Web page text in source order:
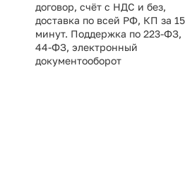
договор, счёт с НДС и без,
доставка по всей РФ, КП за 15
минут. Поддержка по 223-ФЗ,
44-ФЗ, электронный
документооборот